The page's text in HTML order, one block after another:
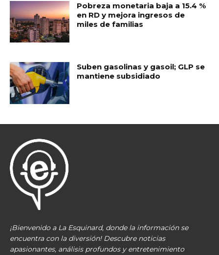
Pobreza monetaria baja a 15.4 %
en RD y mejora ingresos de
miles de familias
Suben gasolinas y gasoil; GLP se
mantiene subsidiado
¡Bienvenido a La Esquinard, donde la información se
encuentra con la diversión! Descubre noticias
apasionantes, análisis profundos y entretenimiento